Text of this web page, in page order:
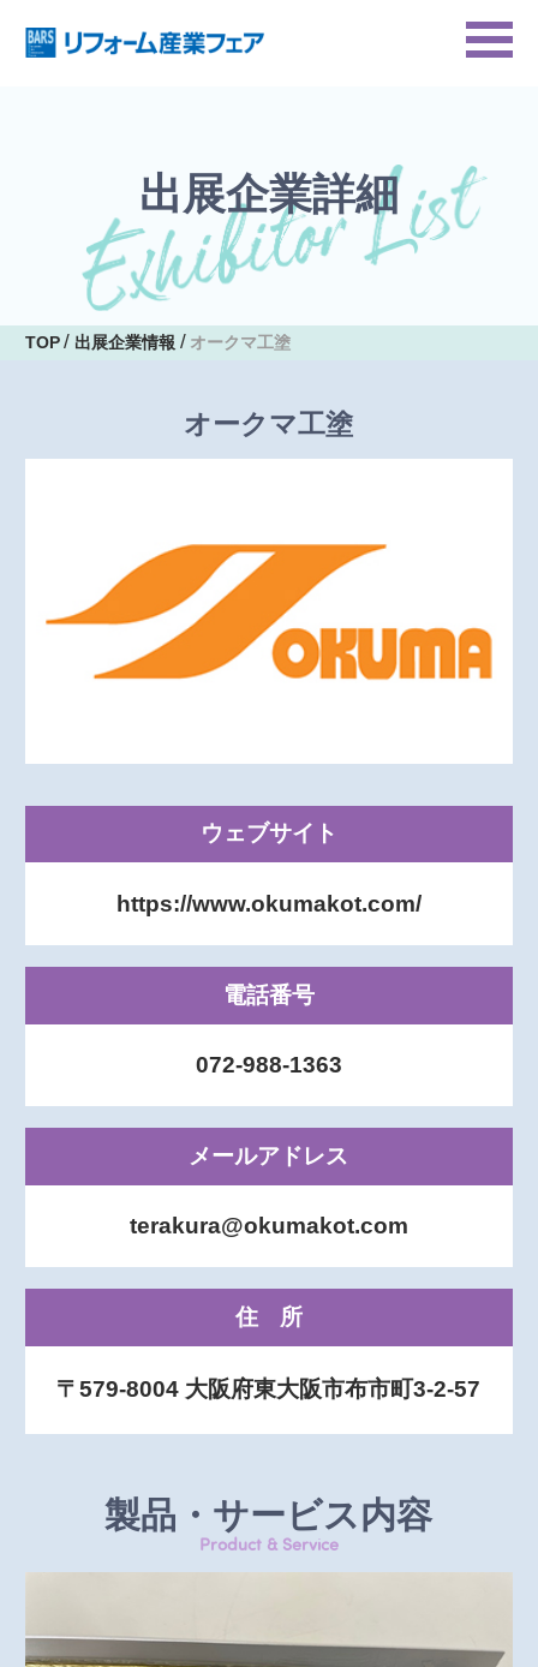
出展企業詳細
TOP 出展企業情報 オークマ工塗
オークマ工塗
ウェブサイト
https://www.okumakot.com/
電話番号
072-988-1363
メールアドレス
terakura@okumakot.com
住所
〒579-8004 大阪府東大阪市布市町3-2-57
製品・サービス内容
Product & Service